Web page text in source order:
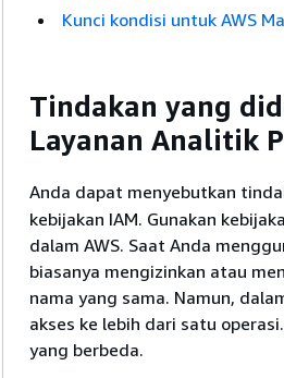
Kunci kondisi untuk AWS
Tindakan yang
Layanan Analitik
Anda dapat menyebutkan
kebijakan IAM. Gunakan
dalam AWS. Saat Anda
biasanya mengizinkan atau
nama yang sama. Namun,
akses ke lebih dari satu
yang berbeda.